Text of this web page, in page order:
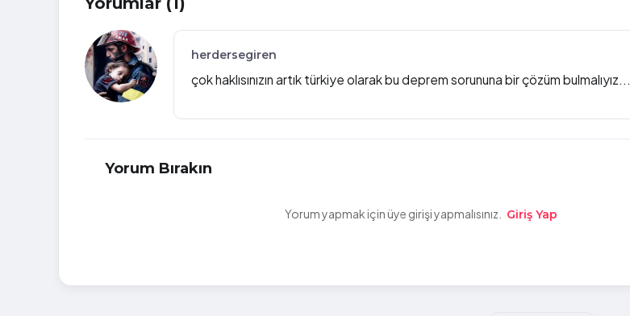
herdersegiren
çok haklısınızın artık türkiye olarak bu deprem sorununa bir çözüm bulmalıyız...
Yorum Bırakın
Yorum yapmak için üye girişi yapmalısınız. Giriş Yap